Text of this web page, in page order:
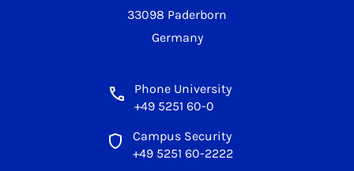
33098 Paderborn
Germany
Phone University
+49 5251 60-0
Campus Security
+49 5251 60-2222